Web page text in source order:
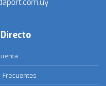
Frecuentes